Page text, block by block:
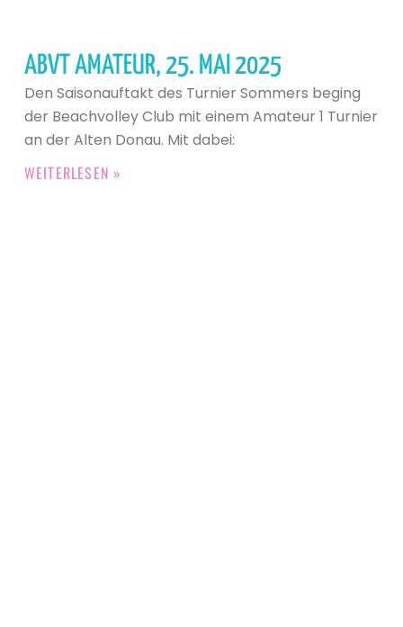
ABVT AMATEUR, 25. MAI 2025
Den Saisonauftakt des Turnier Sommers beging
der Beachvolley Club mit einem Amateur 1 Turnier
an der Alten Donau. Mit dabei:
WEITERLESEN »